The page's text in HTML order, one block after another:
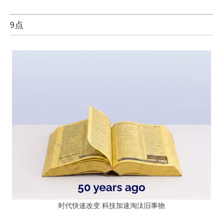
9点
时代快速改变 科技加速淘汰旧事物